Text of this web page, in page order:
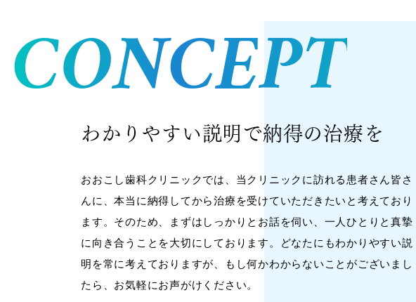
CONCEPT
わかりやすい説明で納得の治療を
おおこし歯科クリニックでは、当クリニックに訪れる患者さん皆さ
んに、本当に納得してから治療を受けていただきたいと考えており
ます。そのため、まずはしっかりとお話を伺い、一人ひとりと真摯
に向き合うことを大切にしております。どなたにもわかりやすい説
明を常に考えておりますが、もし何かわからないことがございまし
たら、お気軽にお声がけください。